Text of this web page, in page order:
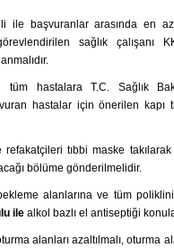
ile başvuranlar arasında en
sağlık çalışanı
hastalara T.C. Sağlık
hastalar için önerilen kapı
tıbbi maske
bölüme gönderilmelidir.
alanlarına ve tüm
ile alkol bazlı el antiseptiği
alanları azaltılmalı, oturma